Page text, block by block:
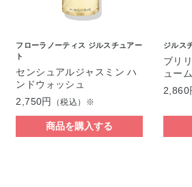
フローラノーティス ジルスチュアー
ト
センシュアルジャスミン ハ
ンドウォッシュ
2,750円
（税込）※
商品を購入する
ジルス
ブリ
ュー
2,860